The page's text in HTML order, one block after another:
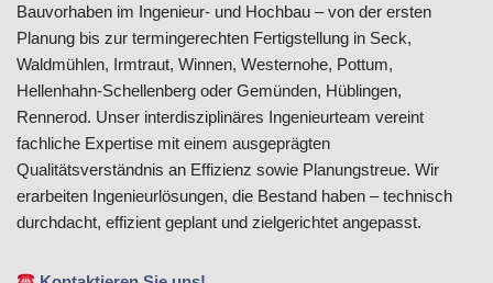
Bauvorhaben im Ingenieur- und Hochbau – von der ersten
Planung bis zur termingerechten Fertigstellung in Seck,
Waldmühlen, Irmtraut, Winnen, Westernohe, Pottum,
Hellenhahn-Schellenberg oder Gemünden, Hüblingen,
Rennerod. Unser interdisziplinäres Ingenieurteam vereint
fachliche Expertise mit einem ausgeprägten
Qualitätsverständnis an Effizienz sowie Planungstreue. Wir
erarbeiten Ingenieurlösungen, die Bestand haben – technisch
durchdacht, effizient geplant und zielgerichtet angepasst.